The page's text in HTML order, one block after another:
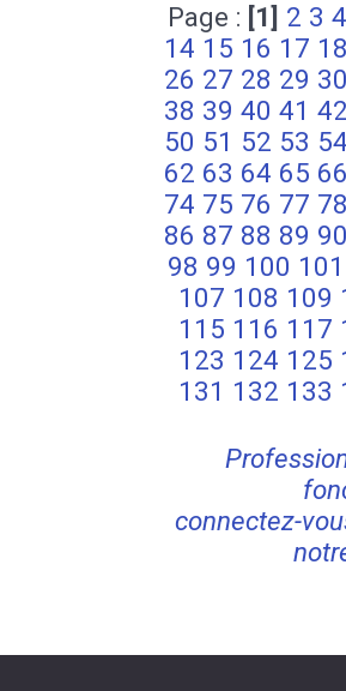
Page : [1] 2 3 4
14 15 16 17 18
26 27 28 29 30
38 39 40 41 42
50 51 52 53 54
62 63 64 65 66
74 75 76 77 78
86 87 88 89 90
98 99 100 101
107 108 109
115 116 117
123 124 125
131 132 133
connectez-